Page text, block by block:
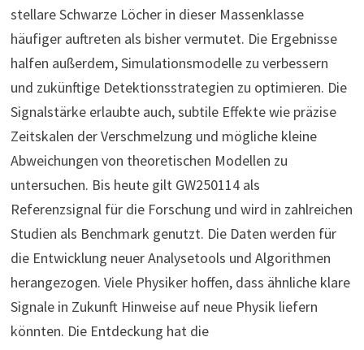
stellare Schwarze Löcher in dieser Massenklasse
häufiger auftreten als bisher vermutet. Die Ergebnisse
halfen außerdem, Simulationsmodelle zu verbessern
und zukünftige Detektionsstrategien zu optimieren. Die
Signalstärke erlaubte auch, subtile Effekte wie präzise
Zeitskalen der Verschmelzung und mögliche kleine
Abweichungen von theoretischen Modellen zu
untersuchen. Bis heute gilt GW250114 als
Referenzsignal für die Forschung und wird in zahlreichen
Studien als Benchmark genutzt. Die Daten werden für
die Entwicklung neuer Analysetools und Algorithmen
herangezogen. Viele Physiker hoffen, dass ähnliche klare
Signale in Zukunft Hinweise auf neue Physik liefern
könnten. Die Entdeckung hat die